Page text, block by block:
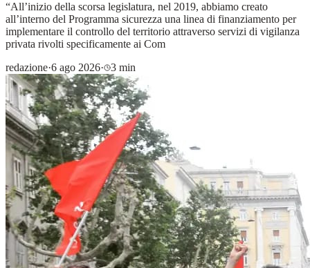
“All’inizio della scorsa legislatura, nel 2019, abbiamo creato
all’interno del Programma sicurezza una linea di finanziamento per
implementare il controllo del territorio attraverso servizi di vigilanza
privata rivolti specificamente ai Com
redazione·6 ago 2026· 3 min